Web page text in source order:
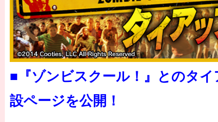
■『ゾンビスクール！』とのタ
設ページを公開！